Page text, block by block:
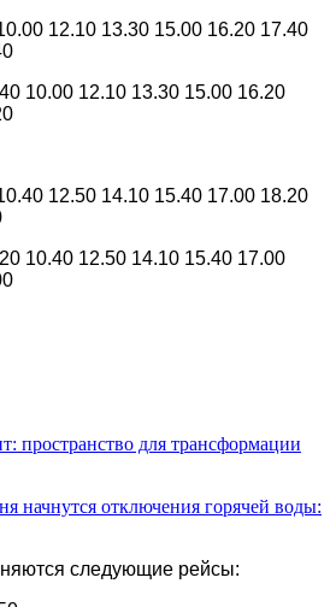
12.10 13.30 15.00 16.20 17.40
10.00 12.10 13.30 15.00 16.20
12.50 14.10 15.40 17.00 18.20
10.40 12.50 14.10 15.40 17.00
пространство для трансформации
начнутся отключения горячей воды:
следующие рейсы: